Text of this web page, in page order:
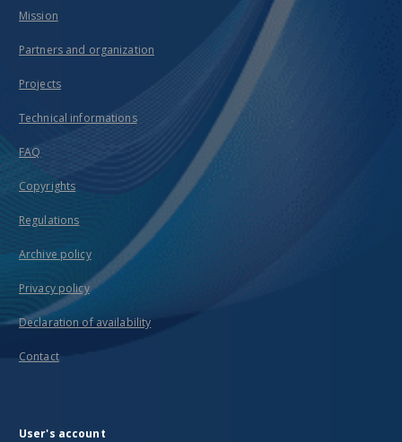
Mission
Partners and organization
Projects
Technical informations
FAQ
Copyrights
Regulations
Archive policy
Privacy policy
Declaration of availability
Contact
User's account